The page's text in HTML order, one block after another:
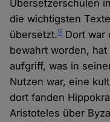
Übersetzerschulen
die wichtigsten
übersetzt.9 Dort war
bewahrt worden,
aufgriff, was in
Nutzen war, eine
dort fanden
Aristoteles über